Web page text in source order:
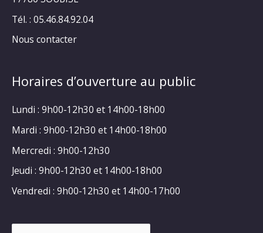
Tél. : 05.46.84.92.04
Nous contacter
Horaires d’ouverture au public
Lundi : 9h00-12h30 et 14h00-18h00
Mardi : 9h00-12h30 et 14h00-18h00
Mercredi : 9h00-12h30
Jeudi : 9h00-12h30 et 14h00-18h00
Vendredi : 9h00-12h30 et 14h00-17h00